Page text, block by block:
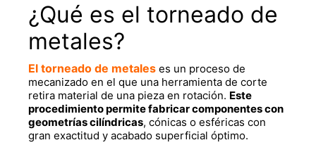
¿Qué es el torneado de
metales?
El torneado de metales es un proceso de
mecanizado en el que una herramienta de corte
retira material de una pieza en rotación. Este
procedimiento permite fabricar componentes con
geometrías cilíndricas, cónicas o esféricas con
gran exactitud y acabado superficial óptimo.